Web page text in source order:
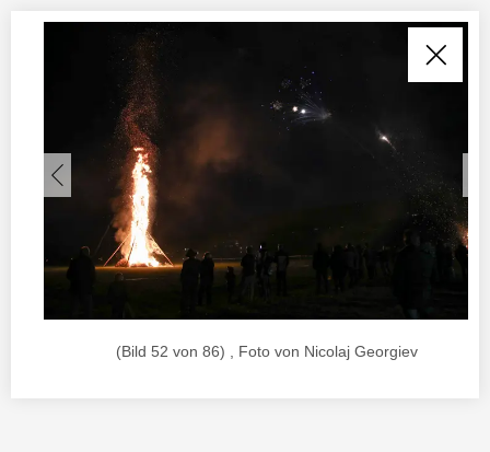
(Bild 52 von 86) , Foto von Nicolaj Georgiev